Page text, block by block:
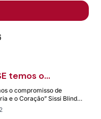
temos o
Coração”
o compromisso de
e o Coração” Sissi Blind
Estamos aqui